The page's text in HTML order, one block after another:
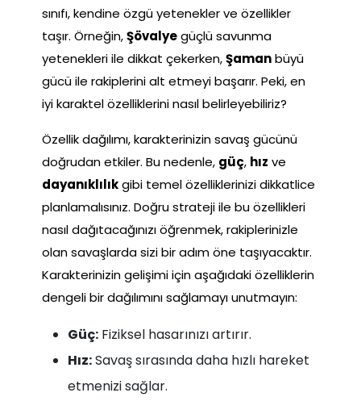
sınıfı, kendine özgü yetenekler ve özellikler
taşır. Örneğin,Şövalyegüçlü savunma
yetenekleri ile dikkat çekerken,Şamanbüyü
gücü ile rakiplerini alt etmeyi başarır. Peki, en
iyi karaktel özelliklerini nasıl belirleyebiliriz?
Özellik dağılımı, karakterinizin savaş gücünü
doğrudan etkiler. Bu nedenle, güç, hız ve
dayanıklılıkgibi temel özelliklerinizi dikkatlice
planlamalısınız. Doğru strateji ile bu özellikleri
nasıl dağıtacağınızı öğrenmek, rakiplerinizle
olan savaşlarda sizi bir adım öne taşıyacaktır.
Karakterinizin gelişimi için aşağıdaki özelliklerin
dengeli bir dağılımını sağlamayı unutmayın:
Güç: Fiziksel hasarınızı artırır.
Hız:Savaş sırasında daha hızlı hareket
etmenizi sağlar.